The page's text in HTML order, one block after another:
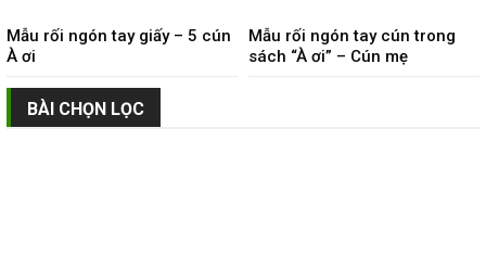
Mẫu rối ngón tay giấy – 5 cún
À ơi
Mẫu rối ngón tay cún trong
sách “À ơi” – Cún mẹ
BÀI CHỌN LỌC